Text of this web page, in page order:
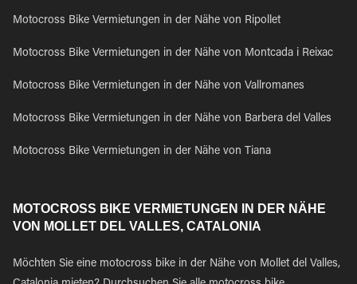
Motocross Bike Vermietungen in der Nähe von Ripollet
Motocross Bike Vermietungen in der Nähe von Montcada i Reixac
Motocross Bike Vermietungen in der Nähe von Vallromanes
Motocross Bike Vermietungen in der Nähe von Barbera del Valles
Motocross Bike Vermietungen in der Nähe von Tiana
MOTOCROSS BIKE VERMIETUNGEN IN DER NÄHE
VON MOLLET DEL VALLES, CATALONIA
Möchten Sie eine motocross bike in der Nähe von Mollet del Valles,